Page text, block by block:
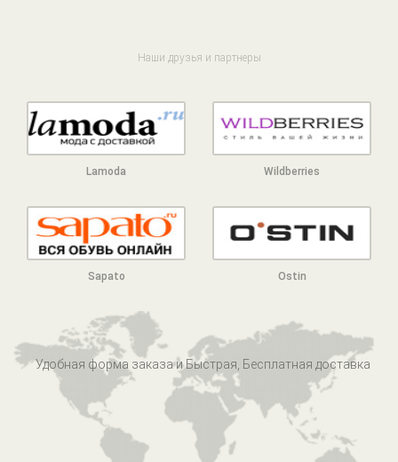
Наши друзья и партнеры
Lamoda Wildberries
Sapato Ostin
Удобная форма заказа и Быстрая, Бесплатная доставка